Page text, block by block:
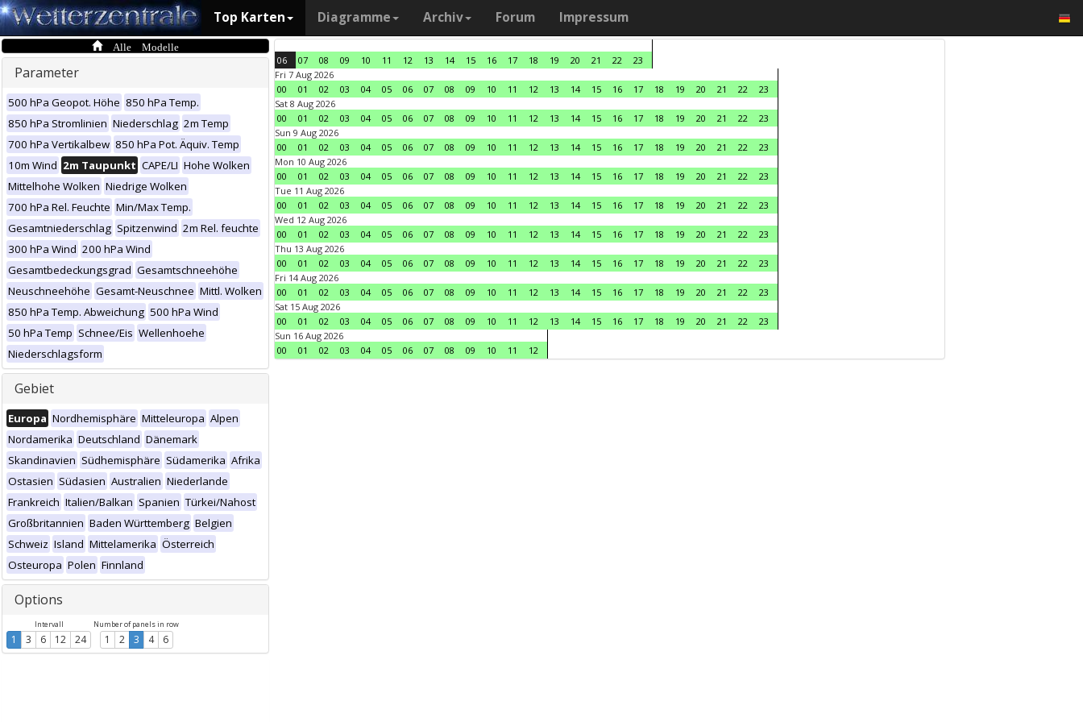
Top Karten Diagramme Archiv Forum Impressum
Alle Modelle
Parameter
500 hPa Geopot. Höhe 850 hPa Temp.
850 hPa Stromlinien Niederschlag 2m Temp
700 hPa Vertikalbew 850 hPa Pot. Äquiv. Temp
10m Wind 2m Taupunkt CAPE/LI Hohe Wolken
Mittelhohe Wolken Niedrige Wolken
700 hPa Rel. Feuchte Min/Max Temp.
Gesamtniederschlag Spitzenwind 2m Rel. feuchte
300 hPa Wind 200 hPa Wind
Gesamtbedeckungsgrad Gesamtschneehöhe
Neuschneehöhe Gesamt-Neuschnee Mittl. Wolken
850 hPa Temp. Abweichung 500 hPa Wind
50 hPa Temp Schnee/Eis Wellenhoehe
Niederschlagsform
Gebiet
Europa Nordhemisphäre Mitteleuropa Alpen
Nordamerika Deutschland Dänemark
Skandinavien Südhemisphäre Südamerika Afrika
Ostasien Südasien Australien Niederlande
Frankreich Italien/Balkan Spanien Türkei/Nahost
Großbritannien Baden Württemberg Belgien
Schweiz Island Mittelamerika Österreich
Osteuropa Polen Finnland
Options
Intervall
1 3 6 12 24
Number of panels in row
1 2 3 4 6
06 07 08 09 10 11 12 13 14 15 16 17 18 19 20 21 22
23
Fri 7 Aug 2026
00
01 02 03 04 05 06 07 08 09 10 11 12 13 14 15 16 17 18 19 20 21 22
23
Sat 8 Aug 2026
00
01 02 03 04 05 06 07 08 09 10 11 12 13 14 15 16 17 18 19 20 21 22
23
Sun 9 Aug 2026
00
01 02 03 04 05 06 07 08 09 10 11 12 13 14 15 16 17 18 19 20 21 22
23
Mon 10 Aug 2026
00
01 02 03 04 05 06 07 08 09 10 11 12 13 14 15 16 17 18 19 20 21 22
23
Tue 11 Aug 2026
00
01 02 03 04 05 06 07 08 09 10 11 12 13 14 15 16 17 18 19 20 21 22
23
Wed 12 Aug 2026
00
01 02 03 04 05 06 07 08 09 10 11 12 13 14 15 16 17 18 19 20 21 22
23
Thu 13 Aug 2026
00
01 02 03 04 05 06 07 08 09 10 11 12 13 14 15 16 17 18 19 20 21 22
23
Fri 14 Aug 2026
00
01 02 03 04 05 06 07 08 09 10 11 12 13 14 15 16 17 18 19 20 21 22
23
Sat 15 Aug 2026
00
01 02 03 04 05 06 07 08 09 10 11 12 13 14 15 16 17 18 19 20 21 22
23
Sun 16 Aug 2026
00
01 02 03 04 05 06 07 08 09 10 11 12